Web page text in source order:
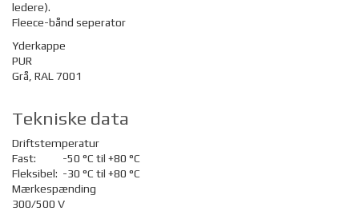
ledere).
Fleece-bånd seperator
Yderkappe
PUR
Grå, RAL 7001
Tekniske data
Driftstemperatur
Fast:
-50 °C til +80 °C
Fleksibel: -30 °C til +80 °C
Mærkespænding
300/500 V